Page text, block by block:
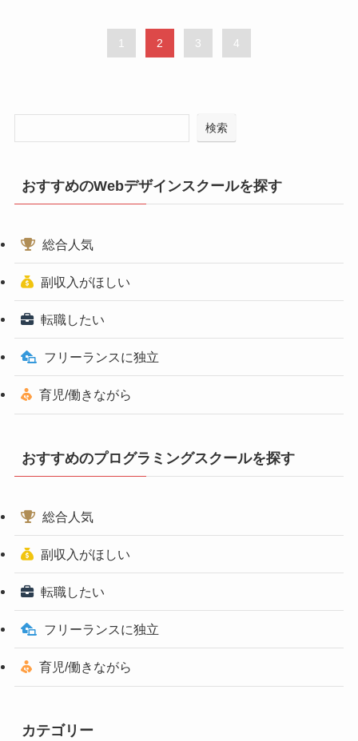
1 2 3 4
検索
おすすめのWebデザインスクールを探す
総合人気
副収入がほしい
転職したい
フリーランスに独立
育児/働きながら
おすすめのプログラミングスクールを探す
総合人気
副収入がほしい
転職したい
フリーランスに独立
育児/働きながら
カテゴリー